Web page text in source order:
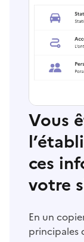
Vous
ces
votre
En un
principales